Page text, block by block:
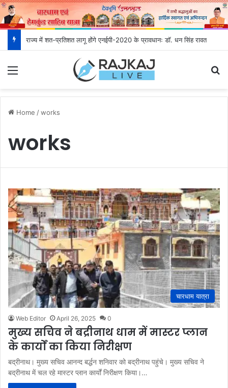
राज्य में शत-प्रतिशत लागू होंगे एनईपी-2020 के प्रावधानः डाॅ. धन सिंह रावत
Home /works
works
चारधाम यात्रा
Web Editor April 26, 2025 0
मुख्य सचिव ने बद्रीनाथ धाम में मास्टर प्लान
के कार्यों का किया निरीक्षण
बद्रीनाथ। मुख्य सचिव आनन्द बर्द्धन शनिवार को बद्रीनाथ पहुंचे। मुख्य सचिव ने
बद्रीनाथ में चल रहे मास्टर प्लान कार्यों निरीक्षण किया।…